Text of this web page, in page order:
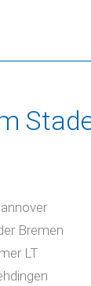
Bremen
LT